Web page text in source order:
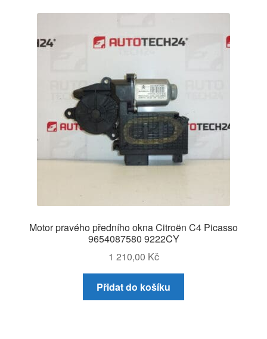
Motor pravého předního okna Citroën C4 Picasso
9654087580 9222CY
1 210,00 Kč
Přidat do košíku